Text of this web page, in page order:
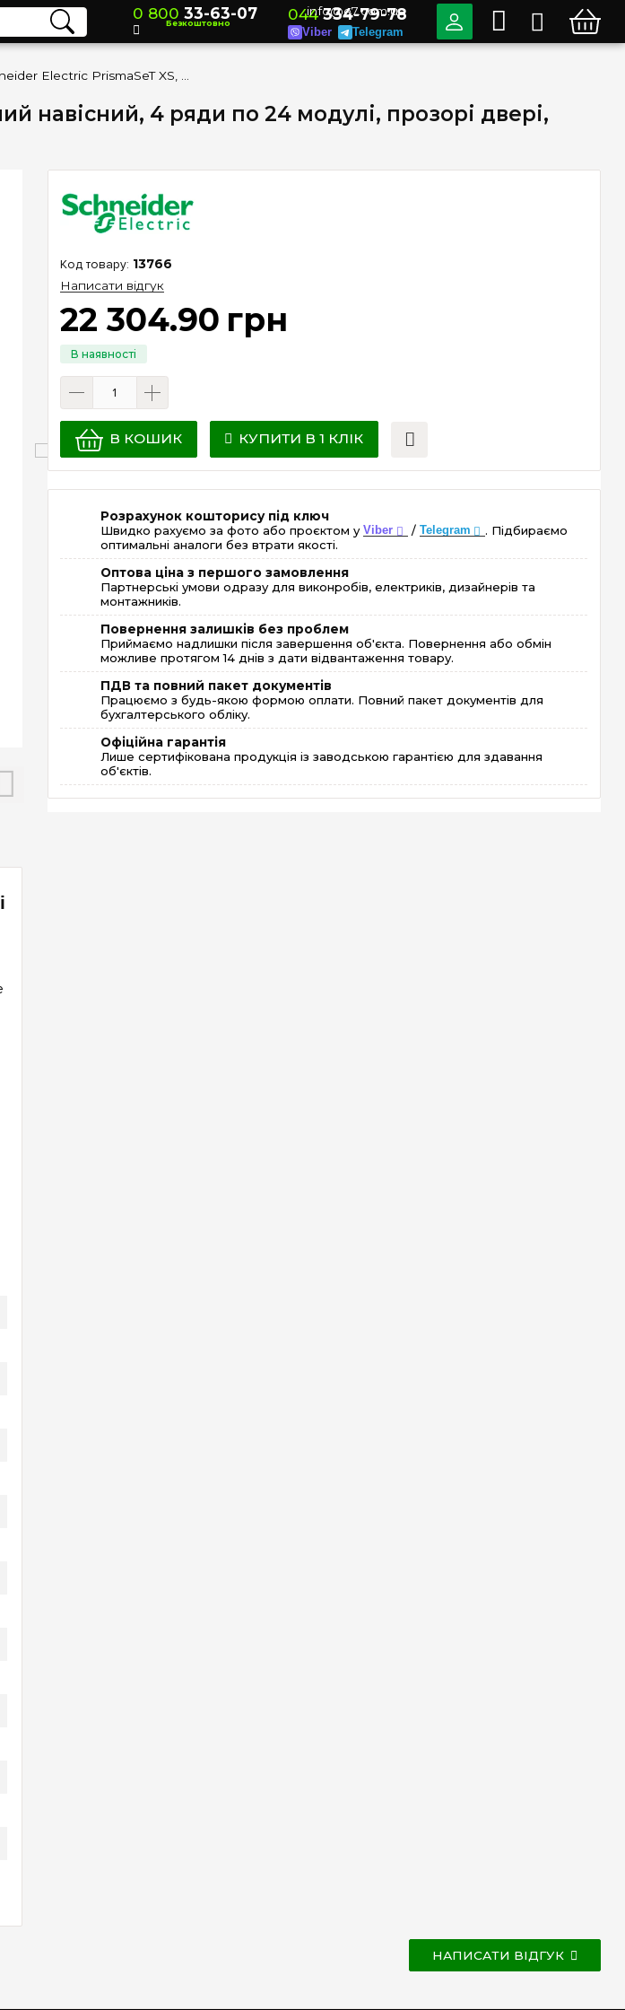
навісний, 4 ряди по 24 модулі, прозорі двері,
13766
Написати відгук
22 304.90 грн
В КОШИК КУПИТИ В 1 КЛІК
Розрахунок кошторису під ключ
Швидко рахуємо за фото або проєктом уViber / Telegram
. Підбираємо
оптимальні аналоги без втрати якості.
Оптова ціна з першого замовлення
Партнерські умови одразу для виконробів, електриків, дизайнерів та
монтажників.
Повернення залишків без проблем
Приймаємо надлишки після завершення об'єкта. Повернення або обмін
можливе протягом 14 днів з дати відвантаження товару.
ПДВ та повний пакет документів
Працюємо з будь-якою формою оплати. Повний пакет документів для
бухгалтерського обліку.
Офіційна гарантія
Лише сертифікована продукція із заводською гарантією для здавання
об'єктів.
НАПИСАТИ ВІДГУК
0 800 33-63-07
Безкоштовно
info@e7.com.ua
044334-79-78
Viber Telegram